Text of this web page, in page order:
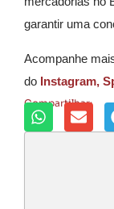
garantir uma
Acompanhe
do Instagram,
Compartilhar: